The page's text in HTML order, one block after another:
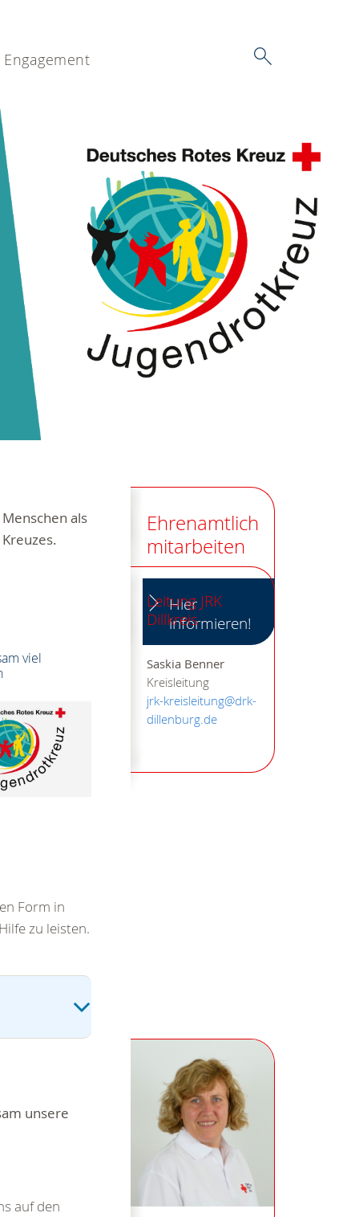
Engagement
Ehrenamtlich
mitarbeiten
Hier
informieren!
als
Leitung JRK
Dillkreis
Saskia Benner
Kreisleitung
jrk-kreisleitung@drk-
dillenburg.de
viel
Form in
zu leisten.
unsere
auf den